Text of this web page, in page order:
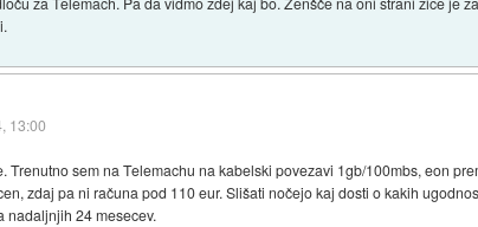
13:00
Trenutno sem na Telemachu na kabelski povezavi 1gb/100mbs, eon
zdaj pa ni računa pod 110 eur. Slišati nočejo kaj dosti o kakih
nadaljnjih 24 mesecev.